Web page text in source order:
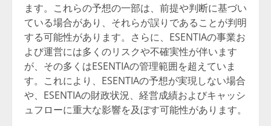
ます。これらの予想の一部は、前提や判断に基づい
ている場合があり、それらが誤りであることが判明
する可能性があります。さらに、ESENTIAの事業お
よび運営には多くのリスクや不確実性が伴います
が、その多くはESENTIAの管理範囲を超えていま
す。これにより、ESENTIAの予想が実現しない場合
や、ESENTIAの財政状況、経営成績およびキャッシ
ュフローに重大な影響を及ぼす可能性があります。